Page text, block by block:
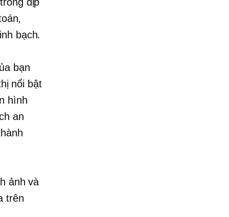
bạch.
bạn
nổi bật
hình
an
ảnh và
trên